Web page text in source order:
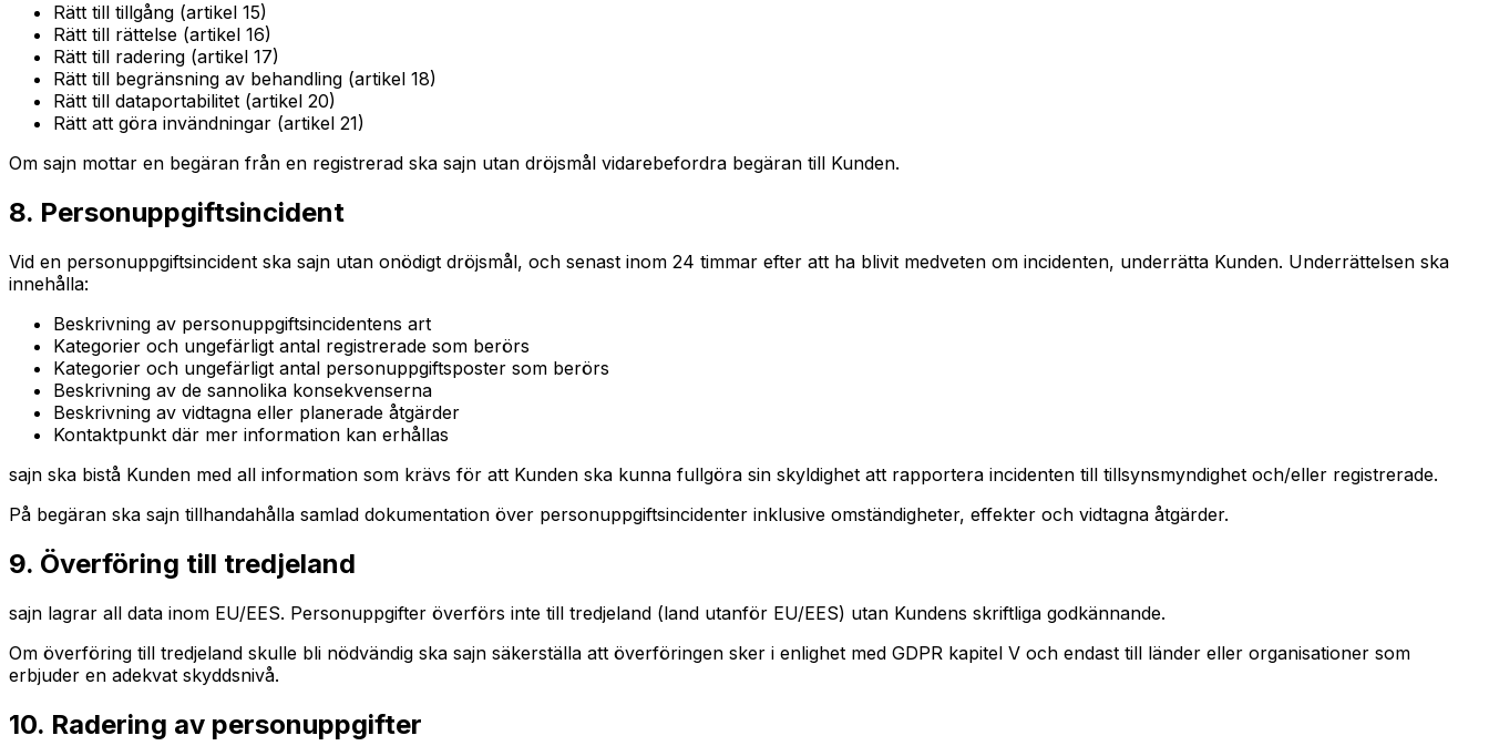
Rätt till tillgång (artikel 15)
Rätt till rättelse (artikel 16)
Rätt till radering (artikel 17)
Rätt till begränsning av behandling (artikel 18)
Rätt till dataportabilitet (artikel 20)
Rätt att göra invändningar (artikel 21)
Om sajn mottar en begäran från en registrerad ska sajn utan dröjsmål vidarebefordra begäran till Kunden.
8. Personuppgiftsincident
Vid en personuppgiftsincident ska sajn utan onödigt dröjsmål, och senast inom 24 timmar efter att ha blivit medveten om incidenten, underrätta Kunden. Underrättelsen ska
innehålla:
Beskrivning av personuppgiftsincidentens art
Kategorier och ungefärligt antal registrerade som berörs
Kategorier och ungefärligt antal personuppgiftsposter som berörs
Beskrivning av de sannolika konsekvenserna
Beskrivning av vidtagna eller planerade åtgärder
Kontaktpunkt där mer information kan erhållas
sajn ska bistå Kunden med all information som krävs för att Kunden ska kunna fullgöra sin skyldighet att rapportera incidenten till tillsynsmyndighet och/eller registrerade.
På begäran ska sajn tillhandahålla samlad dokumentation över personuppgiftsincidenter inklusive omständigheter, effekter och vidtagna åtgärder.
9. Överföring till tredjeland
sajn lagrar all data inom EU/EES. Personuppgifter överförs inte till tredjeland (land utanför EU/EES) utan Kundens skriftliga godkännande.
Om överföring till tredjeland skulle bli nödvändig ska sajn säkerställa att överföringen sker i enlighet med GDPR kapitel V och endast till länder eller organisationer som
erbjuder en adekvat skyddsnivå.
10. Radering av personuppgifter